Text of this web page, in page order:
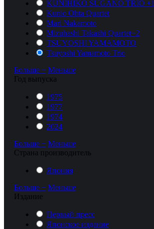
KUNIHIKO SUGANO TRIO +1
Kunio Ohta Quartet
Mari Nakamoto
Mizuhashi Takashi Quartet+2
TSUYOSHI YAMAMOTO
Tsuyoshi Yamamoto Trio
Больше + Меньше
Год выпуска
1975
1977
1974
2024
Больше + Меньше
Cтрана производитель
Япония
Больше + Меньше
Издание
Первый пресс
Японское издание